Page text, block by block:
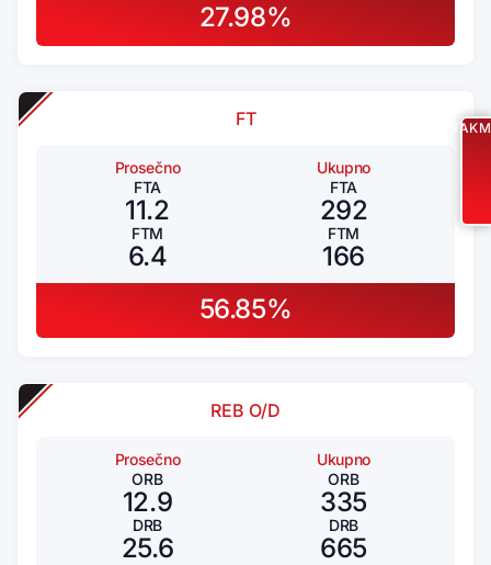
27.98%
FT
Prosečno
FTA
11.2
FTM
6.4
Ukupno
FTA
292
FTM
166
56.85%
REB O/D
Prosečno
ORB
12.9
DRB
25.6
Ukupno
ORB
335
DRB
665